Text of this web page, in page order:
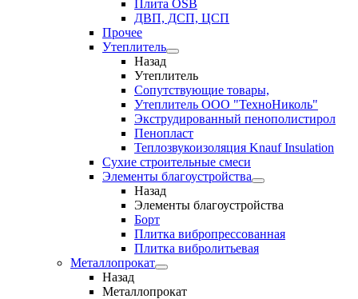
Плита OSB
ДВП, ДСП, ЦСП
Прочее
Утеплитель
Назад
Утеплитель
Сопутствующие товары,
Утеплитель ООО "ТехноНиколь"
Экструдированный пенополистирол
Пенопласт
Теплозвукоизоляция Knauf Insulation
Сухие строительные смеси
Элементы благоустройства
Назад
Элементы благоустройства
Борт
Плитка вибропрессованная
Плитка вибролитьевая
Металлопрокат
Назад
Металлопрокат